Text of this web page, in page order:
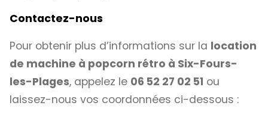
Contactez-nous
Pour obtenir plus d’informations sur la location
de machine à popcorn rétro à Six-Fours-
les-Plages, appelez le 06 52 27 02 51 ou
laissez-nous vos coordonnées ci-dessous :